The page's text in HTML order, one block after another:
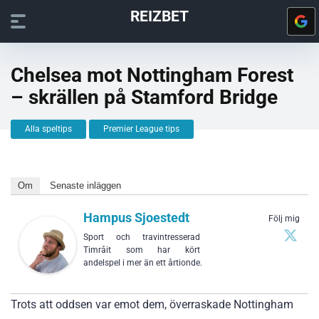
REIZBET
Chelsea mot Nottingham Forest
– skrällen på Stamford Bridge
Alla speltips Premier League tips
Om Senaste inläggen
Följ mig
Hampus Sjoestedt
Sport och travintresserad
Timråit som har kört
andelspel i mer än ett årtionde.
Trots att oddsen var emot dem, överraskade Nottingham